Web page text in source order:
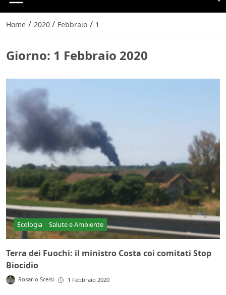
Home / 2020 / Febbraio / 1
Giorno: 1 Febbraio 2020
Ecologia Salute e Ambiente
Terra dei Fuochi: il ministro Costa coi comitati Stop
Biocidio
Rosario Scelsi 1 Febbraio 2020